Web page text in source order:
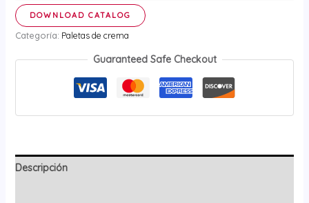
Nuez
cantidad
DOWNLOAD CATALOG
Categoría: Paletas de crema
Guaranteed Safe Checkout
Descripción